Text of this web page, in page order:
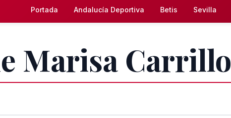
Portada Andalucía Deportiva Betis Sevilla
Marisa Carrillo